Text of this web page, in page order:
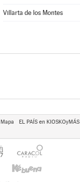
Villarta de los Montes
Mapa
EL PAÍS en KIOSKOyMÁS